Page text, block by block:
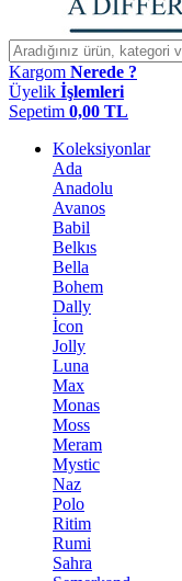
Kargom Nerede ?
Üyelik İşlemleri
Sepetim 0,00 TL
Koleksiyonlar
Ada
Anadolu
Avanos
Babil
Belkıs
Bella
Bohem
Dally
İcon
Jolly
Luna
Max
Monas
Moss
Meram
Mystic
Naz
Polo
Ritim
Rumi
Sahra